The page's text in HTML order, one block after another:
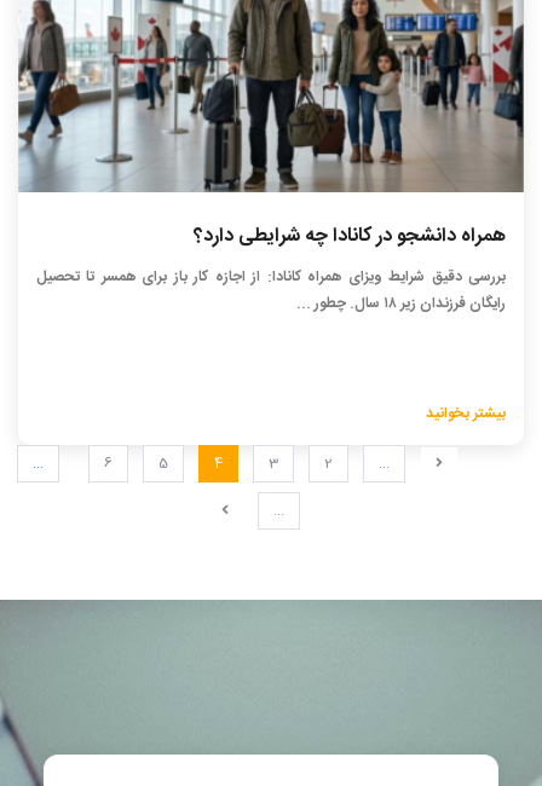
همراه دانشجو در کانادا چه شرایطی دارد؟
بررسی دقیق شرایط ویزای همراه کانادا: از اجازه کار باز برای همسر تا تحصیل
رایگان فرزندان زیر ۱۸ سال. چطور ...
بیشتر بخوانید
...
2
3
4
5
6
...
...